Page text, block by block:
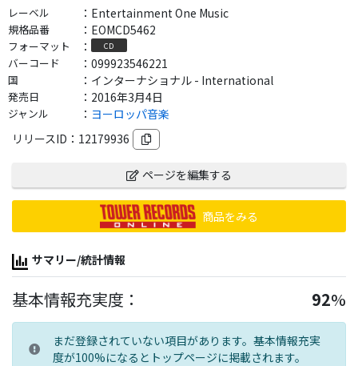
レーベル ： Entertainment One Music
規格品番 ： EOMCD5462
フォーマット ： CD
バーコード ： 099923546221
国 ： インターナショナル - International
発売日 ： 2016年3月4日
ジャンル ： ヨーロッパ音楽
リリースID： 12179936
ページを編集する
商品をみる
サマリー/統計情報
基本情報充実度： 92%
まだ登録されていない項目があります。基本情報充実
度が100%になるとトップページに掲載されます。